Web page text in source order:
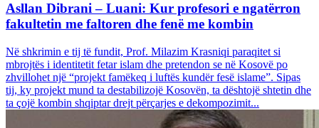
Asllan Dibrani – Luani: Kur profesori e ngatërron
fakultetin me faltoren dhe fenë me kombin
Në shkrimin e tij të fundit, Prof. Milazim Krasniqi paraqitet si
mbrojtës i identitetit fetar islam dhe pretendon se në Kosovë po
zhvillohet një “projekt famëkeq i luftës kundër fesë islame”. Sipas
tij, ky projekt mund ta destabilizojë Kosovën, ta dështojë shtetin dhe
ta çojë kombin shqiptar drejt përçarjes e dekompozimit...